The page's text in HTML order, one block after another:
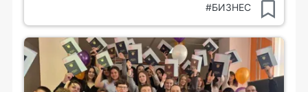
#БИЗНЕС